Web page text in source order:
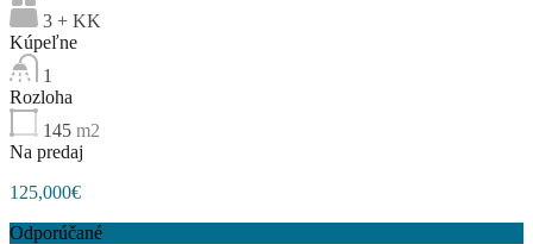
3 + KK
Kúpeľne
1
Rozloha
145 m2
Na predaj
125,000€
Odporúčané